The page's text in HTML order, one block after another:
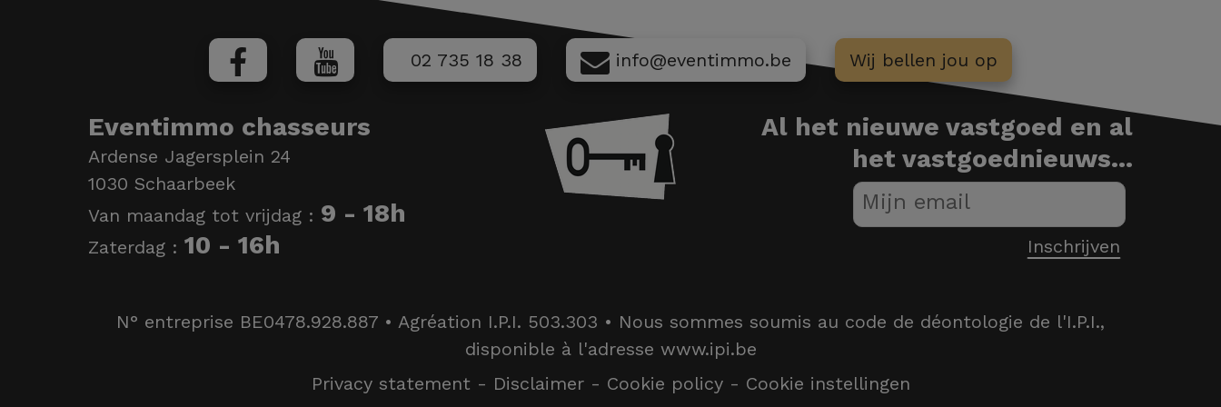
02 735 18 38 info@eventimmo.be Wij bellen jou op
Eventimmo chasseurs
Ardense Jagersplein 24
1030 Schaarbeek
Van maandag tot vrijdag : 9 - 18h
Zaterdag : 10 - 16h
Al het nieuwe vastgoed en al
het vastgoednieuws...
N° entreprise BE0478.928.887 • Agréation I.P.I. 503.303 • Nous sommes soumis au code de déontologie de l'I.P.I.,
disponible à l'adresse www.ipi.be
Privacy statement- Disclaimer- Cookie policy- Cookie instellingen